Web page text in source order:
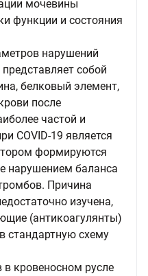
мочевины
функции и состояния
нарушений
собой
белковый элемент,
после
частой и
COVID-19 является
формируются
нарушением баланса
Причина
изучена,
(антикоагулянты)
стандартную схему
в кровеносном русле